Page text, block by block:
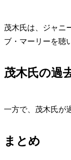
茂木氏は、ジャニ
ブ・マーリーを聴
茂木氏の過
一方で、茂木氏が
まとめ